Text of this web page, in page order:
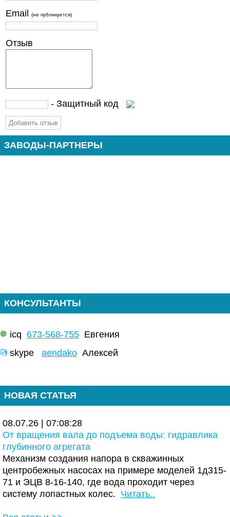
Email (не публикуется)
Отзыв
- Защитный код
ЗАВОДЫ-ПАРТНЕРЫ
КОНСУЛЬТАНТЫ
icq 673-568-755 Евгения
skype aendako Алексей
НОВАЯ СТАТЬЯ
08.07.26 | 07:08:28
От вращения вала до подъема воды: гидравлика
глубинного агрегата
Механизм создания напора в скважинных
центробежных насосах на примере моделей 1д315-
71 и ЭЦВ 8-16-140, где вода проходит через
систему лопастных колес. Читать..